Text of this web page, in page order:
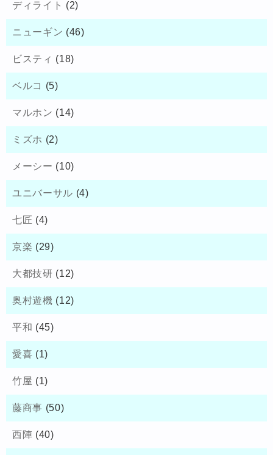
ディライト (2)
ニューギン (46)
ビスティ (18)
ベルコ (5)
マルホン (14)
ミズホ (2)
メーシー (10)
ユニバーサル (4)
七匠 (4)
京楽 (29)
大都技研 (12)
奥村遊機 (12)
平和 (45)
愛喜 (1)
竹屋 (1)
藤商事 (50)
西陣 (40)